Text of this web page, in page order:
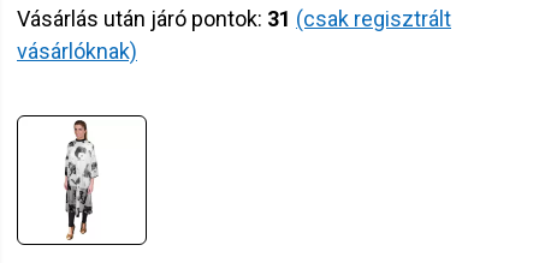
Vásárlás után járó pontok: 31 (csak regisztrált
vásárlóknak)